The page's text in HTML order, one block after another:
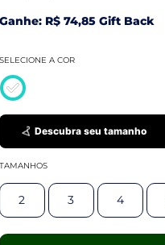
Ganhe: R$ 74,85 Gift Back
SELECIONE A COR
Descubra seu tamanho
TAMANHOS
2 3 4